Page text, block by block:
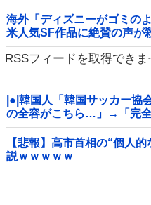
海外「ディズニーがゴミの
米人気SF作品に絶賛の声が
RSSフィードを取得できま
|●|韓国人「韓国サッカー協
の全容がこちら…」→「完
韓国の反応
【悲報】高市首相の“個人
説ｗｗｗｗｗ